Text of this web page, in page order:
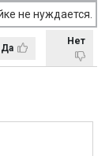
не нуждается.
Да
Нет